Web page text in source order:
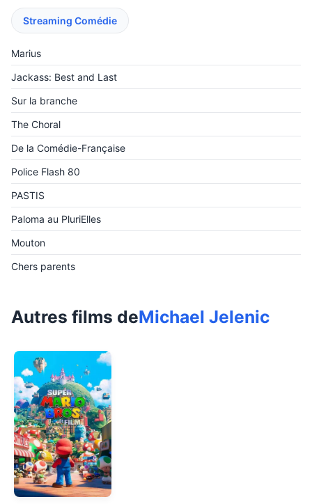
Streaming Comédie
Marius
Jackass: Best and Last
Sur la branche
The Choral
De la Comédie-Française
Police Flash 80
PASTIS
Paloma au PluriElles
Mouton
Chers parents
Autres films deMichael Jelenic